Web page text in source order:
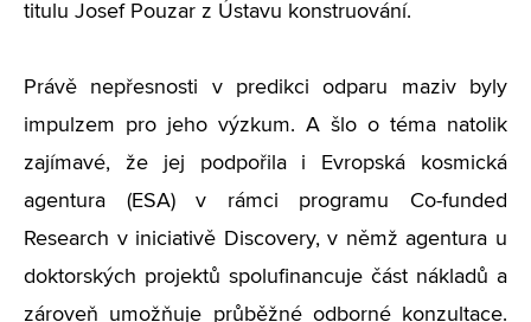
titulu Josef Pouzar z Ústavu konstruování.
Právě nepřesnosti v predikci odparu maziv byly
impulzem pro jeho výzkum. A šlo o téma natolik
zajímavé, že jej podpořila i Evropská kosmická
agentura (ESA) v rámci programu Co-funded
Research v iniciativě Discovery, v němž agentura u
doktorských projektů spolufinancuje část nákladů a
zároveň umožňuje průběžné odborné konzultace.